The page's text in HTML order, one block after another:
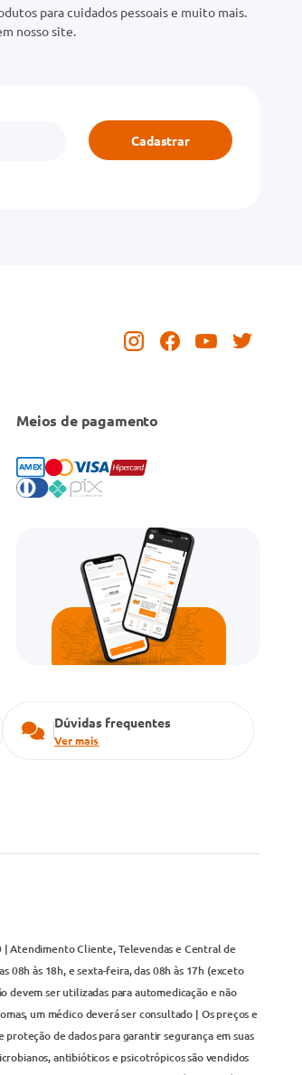
para cuidados pessoais e muito mais.
nosso site.
Cadastrar
Meios de pagamento
Dúvidas frequentes
Ver mais
| Atendimento Cliente, Televendas e Central de
08h às 18h, e sexta-feira, das 08h às 17h (exceto
devem ser utilizadas para automedicação e não
um médico deverá ser consultado | Os preços e
de dados para garantir segurança em suas
antibióticos e psicotrópicos são vendidos